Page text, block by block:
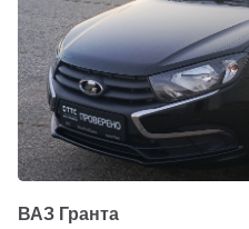
ВАЗ Гранта